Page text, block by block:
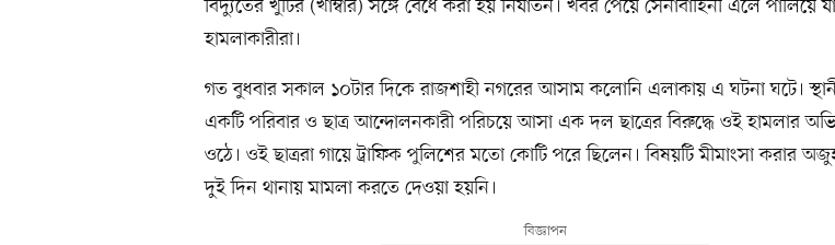
বিদ্যুতের খুঁটির (খাম্বার) সঙ্গে বেঁধে করা হয় নির্যাতন। খবর পেয়ে সেনাবাহিনী এলে পালিয়ে
হামলাকারীরা।
গত বুধবার সকাল ১০টার দিকে রাজশাহী নগরের আসাম কলোনি এলাকায় এ ঘটনা ঘটে।
একটি পরিবার ও ছাত্র আন্দোলনকারী পরিচয়ে আসা এক দল ছাত্রের বিরুদ্ধে ওই হামলার
ওঠে। ওই ছাত্ররা গায়ে ট্রাফিক পুলিশের মতো কোটি পরে ছিলেন। বিষয়টি মীমাংসা করার
দুই দিন থানায় মামলা করতে দেওয়া হয়নি।